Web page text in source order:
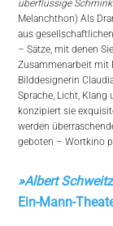
überflüssige
Melanchthon) Als
aus
– Sätze, mit denen
Zusammenarbeit mit
Bilddesignerin
Sprache, Licht,
konzipiert sie
werden
geboten – Wortkino
»Albert
Ein-Mann-